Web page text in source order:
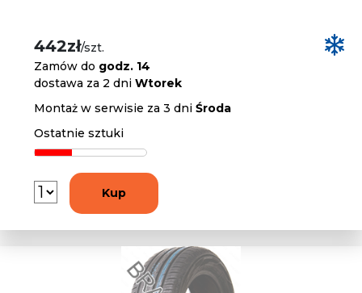
442zł/szt.
Zamów do godz. 14
dostawa za 2 dniWtorek
Montaż w serwisie za 3 dniŚroda
Ostatnie sztuki
Kup